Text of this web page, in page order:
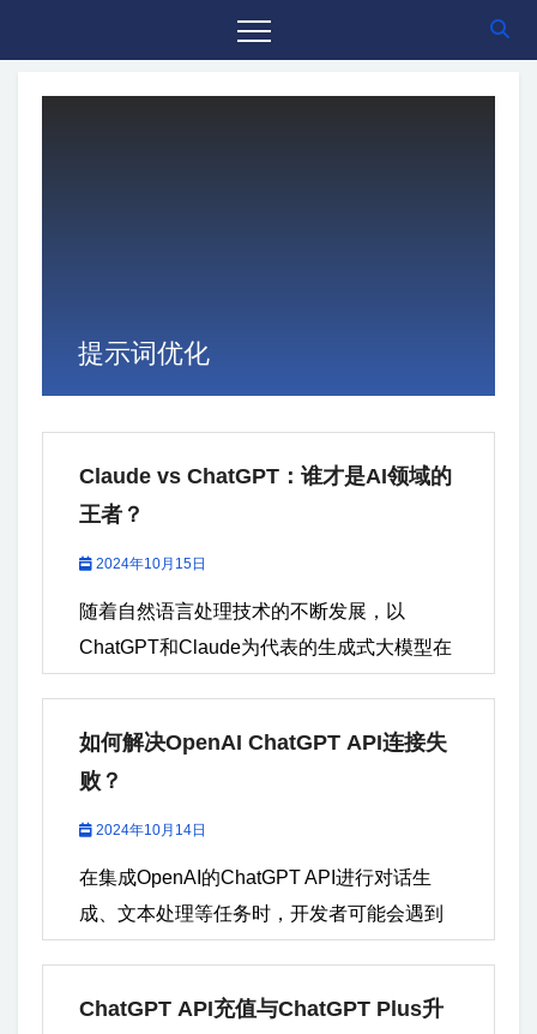
提示词优化
Claude vs ChatGPT：谁才是AI领域的
王者？
2024年10月15日
随着自然语言处理技术的不断发展，以
ChatGPT和Claude为代表的生成式大模型在
ChatGPT展开深入对比，分别从技术指标、
功能特点以及用户体验等角度进行分析，旨
在帮助用户更好地选择适合自己需求的生成
式大模型工具。 如需代注册GPT帐号、代充
值...
如何解决OpenAI ChatGPT API连接失
败？
2024年10月14日
在集成OpenAI的ChatGPT API进行对话生
成、文本处理等任务时，开发者可能会遇到
通常意味着客户端在尝试连接到OpenAI的
ChatGPT API充值与ChatGPT Plus升